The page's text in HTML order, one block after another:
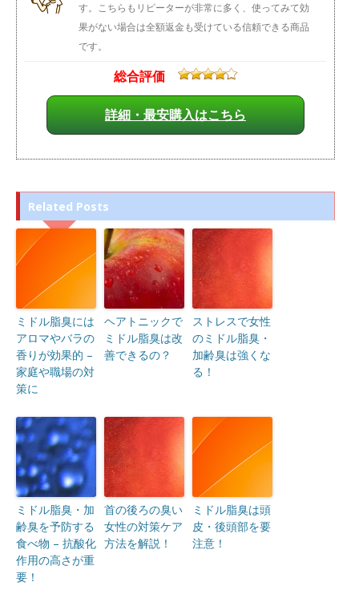
す。こちらもリピーターが非常に多く、使ってみて効
果がない場合は全額返金も受けている信頼できる商品
です。
総合評価
詳細・最安購入はこちら
Related Posts
ミドル脂臭には
アロマやバラの
香りが効果的 –
家庭や職場の対
策に
ヘアトニックで
ミドル脂臭は改
善できるの？
ストレスで女性
のミドル脂臭・
加齢臭は強くな
る！
ミドル脂臭・加
齢臭を予防する
食べ物 – 抗酸化
作用の高さが重
要！
首の後ろの臭い
女性の対策ケア
方法を解説！
ミドル脂臭は頭
皮・後頭部を要
注意！